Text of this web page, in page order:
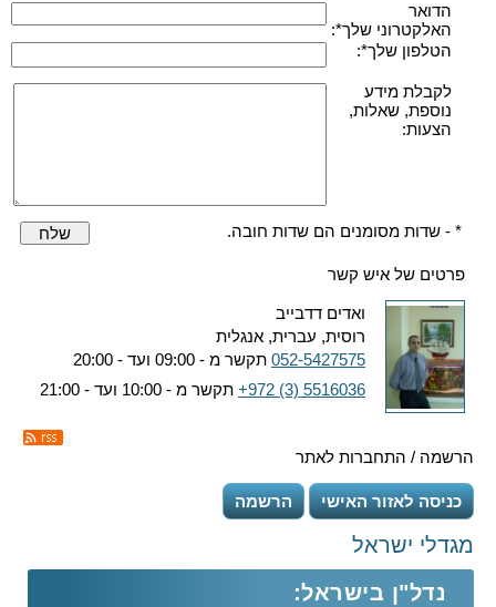
הדואר
האלקטרוני שלך*:
הטלפון שלך*:
לקבלת מידע
נוספת, שאלות,
הצעות:
* - שדות מסומנים הם שדות חובה. שלח
פרטים של איש קשר
ואדים דדבייב
רוסית, עברית, אנגלית
052-5427575 תקשר מ - 09:00 ועד - 20:00
+972 (3) 5516036 תקשר מ - 10:00 ועד - 21:00
הרשמה / התחברות לאתר
כניסה לאזור האישי הרשמה
מגדלי ישראל
נדל"ן בישראל: